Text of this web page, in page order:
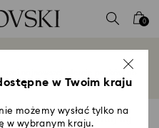
0
Filters
Filters
Sortuj
w Twoim kraju
możemy wysłać tylko na
w wybranym kraju.